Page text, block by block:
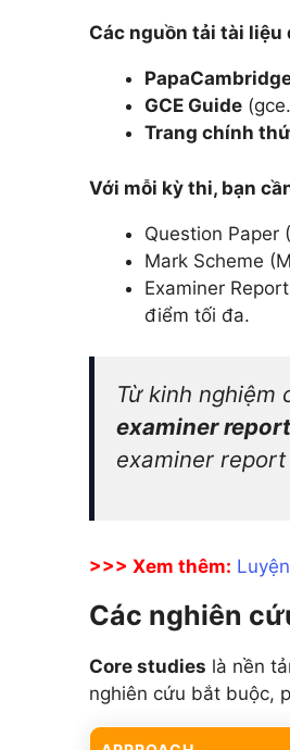
Các nguồn tải tài
GCE Guide
Trang chính
Với mỗi kỳ thi, bạn
Question Paper
Mark Scheme
Examiner
điểm tối đa.
Từ kinh nghiệm
examiner report
examiner
>>> Xem thêm:
Các nghiên
Core studies là nền
nghiên cứu bắt buộc,